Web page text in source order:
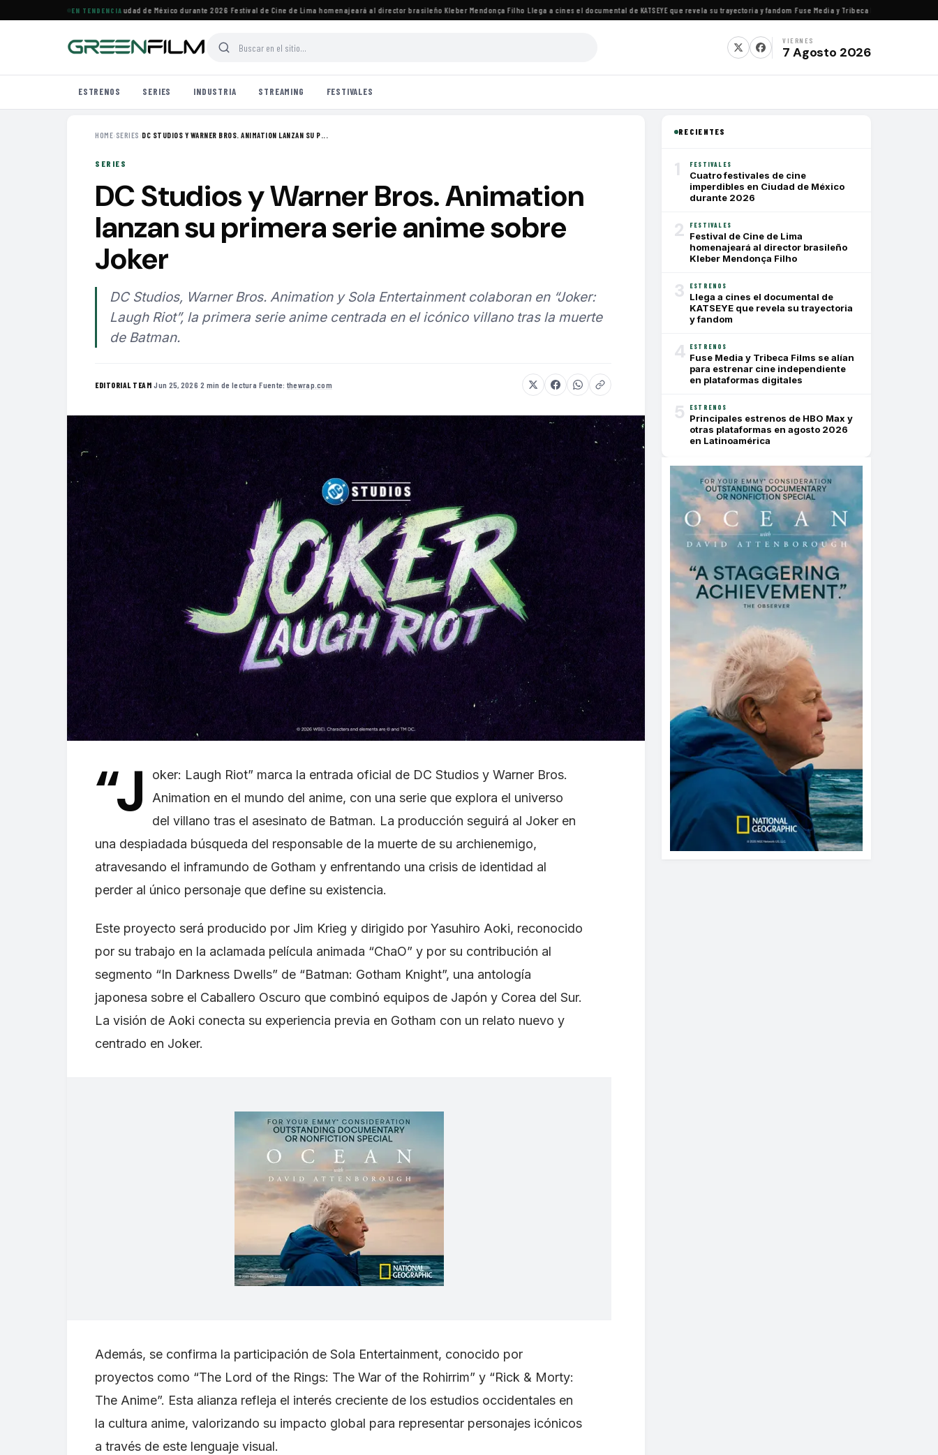
EN TENDENCIA
de cine imperdibles en Ciudad de México durante 2026·Festival de Cine de Lima homenajeará al director brasileño Kleber Mendonça Filho·Llega a cines el documental de KATSEYE que revela su trayectoria y fandom·Fuse Media y Tribeca Films se alían para
VIERNES
7 Agosto 2026
ESTRENOS SERIES INDUSTRIA STREAMING FESTIVALES
HOME› SERIES ›DC STUDIOS Y WARNER BROS. ANIMATION LANZAN SU P...
SERIES
DC Studios y Warner Bros. Animation
lanzan su primera serie anime sobre
Joker
DC Studios, Warner Bros. Animation y Sola Entertainment colaboran en “Joker:
Laugh Riot”, la primera serie anime centrada en el icónico villano tras la muerte
de Batman.
EDITORIAL TEAM·Jun 25, 2026·2 min de lectura·Fuente: thewrap.com
“J
oker: Laugh Riot” marca la entrada oficial de DC Studios y Warner Bros.
Animation en el mundo del anime, con una serie que explora el universo
del villano tras el asesinato de Batman. La producción seguirá al Joker en
una despiadada búsqueda del responsable de la muerte de su archienemigo,
atravesando el inframundo de Gotham y enfrentando una crisis de identidad al
perder al único personaje que define su existencia.
Este proyecto será producido por Jim Krieg y dirigido por Yasuhiro Aoki, reconocido
por su trabajo en la aclamada película animada “ChaO” y por su contribución al
segmento “In Darkness Dwells” de “Batman: Gotham Knight”, una antología
japonesa sobre el Caballero Oscuro que combinó equipos de Japón y Corea del Sur.
La visión de Aoki conecta su experiencia previa en Gotham con un relato nuevo y
centrado en Joker.
Además, se confirma la participación de Sola Entertainment, conocido por
proyectos como “The Lord of the Rings: The War of the Rohirrim” y “Rick & Morty:
The Anime”. Esta alianza refleja el interés creciente de los estudios occidentales en
la cultura anime, valorizando su impacto global para representar personajes icónicos
a través de este lenguaje visual.
RECIENTES
1 FESTIVALES
Cuatro festivales de cine
imperdibles en Ciudad de México
durante 2026
2 FESTIVALES
Festival de Cine de Lima
homenajeará al director brasileño
Kleber Mendonça Filho
3 ESTRENOS
Llega a cines el documental de
KATSEYE que revela su trayectoria
y fandom
4 ESTRENOS
Fuse Media y Tribeca Films se alían
para estrenar cine independiente
en plataformas digitales
5 ESTRENOS
Principales estrenos de HBO Max y
otras plataformas en agosto 2026
en Latinoamérica